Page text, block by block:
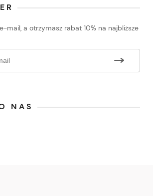
mail, a otrzymasz rabat 10% na najbliższe
NAS